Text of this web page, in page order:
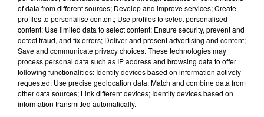
Bélier Taureau Gémeaux
of data from different sources; Develop and improve services; Create
profiles to personalise content; Use profiles to select personalised
content; Use limited data to select content; Ensure security, prevent and
detect fraud, and fix errors; Deliver and present advertising and content;
Save and communicate privacy choices. These technologies may
process personal data such as IP address and browsing data to offer
following functionalities: Identify devices based on information actively
requested; Use precise geolocation data; Match and combine data from
other data sources; Link different devices; Identify devices based on
information transmitted automatically.